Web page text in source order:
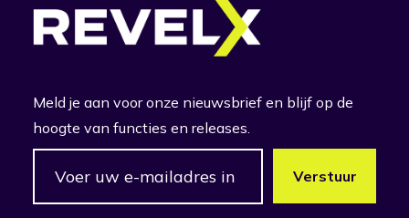
Meld je aan voor onze nieuwsbrief en blijf op de
hoogte van functies en releases.